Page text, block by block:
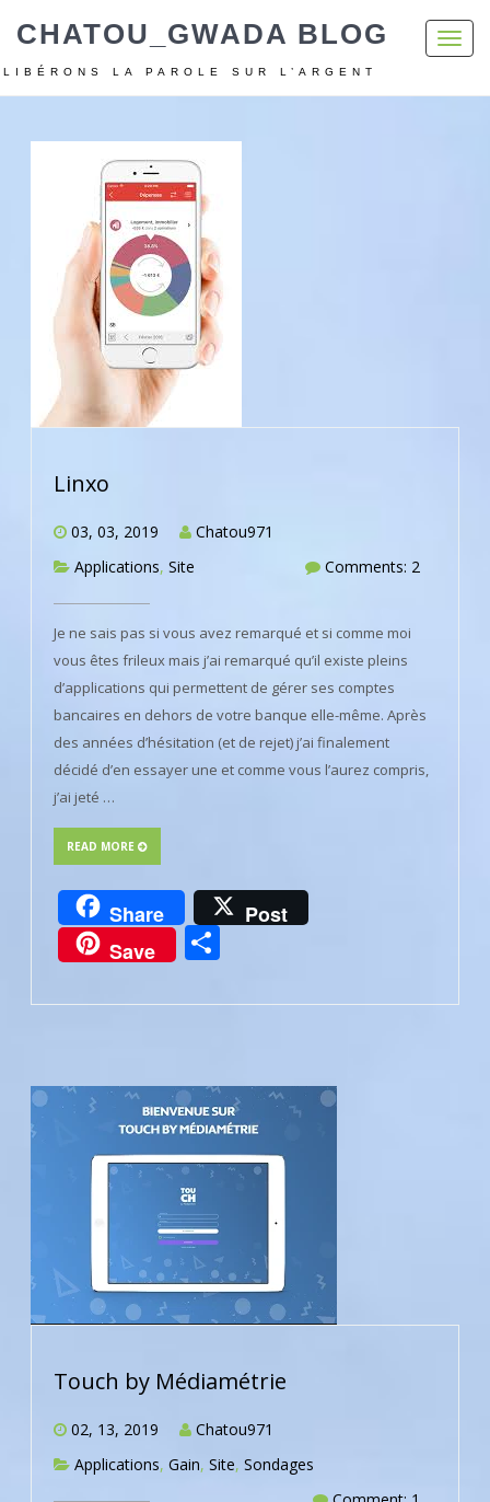
CHATOU_GWADA BLOG
LIBÉRONS LA PAROLE SUR L’ARGENT
Linxo
03, 03, 2019
Chatou971
Applications, Site Comments: 2
Je ne sais pas si vous avez remarqué et si comme moi
vous êtes frileux mais j’ai remarqué qu’il existe pleins
d’applications qui permettent de gérer ses comptes
bancaires en dehors de votre banque elle-même. Après
des années d’hésitation (et de rejet) j’ai finalement
décidé d’en essayer une et comme vous l’aurez compris,
j’ai jeté …
READ MORE
Share
Post
Save
Partager
Touch by Médiamétrie
02, 13, 2019
Chatou971
Applications, Gain, Site, Sondages